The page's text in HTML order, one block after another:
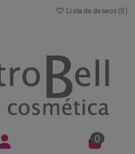
Lista de deseos (0 )
0